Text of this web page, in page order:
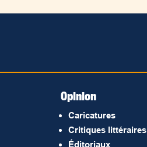
Opinion
Caricatures
Critiques littéraires
Éditoriaux